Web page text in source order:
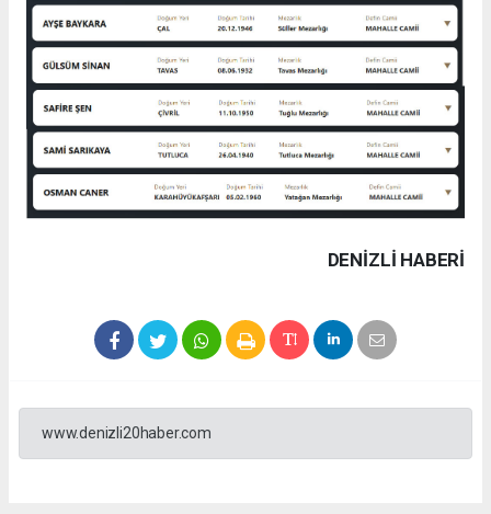
DENIZLI HABERİ
www.denizli20haber.com